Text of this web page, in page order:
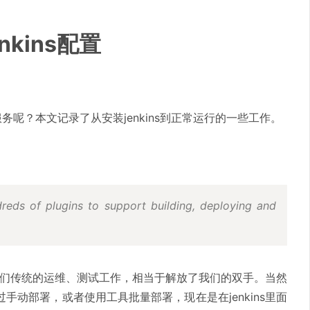
配置
？本文记录了从安装jenkins到正常运行的一些工作。
of plugins to support building, deploying and
统的运维、测试工作，相当于解放了我们的双手。当然
动部署，或者使用工具批量部署，现在是在jenkins里面